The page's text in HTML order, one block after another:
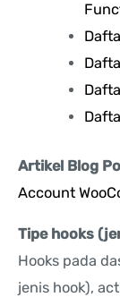
Artikel Blog
Account
Tipe hooks
Hooks pada
jenis hook),